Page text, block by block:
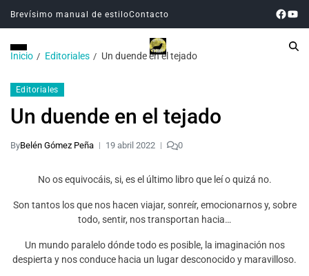
Brevísimo manual de estiloContacto
Inicio Editoriales Un duende en el tejado
Editoriales
Un duende en el tejado
ByBelén Gómez Peña 19 abril 2022 0
No os equivocáis, si, es el último libro que leí o quizá no.
Son tantos los que nos hacen viajar, sonreír, emocionarnos y, sobre
todo, sentir, nos transportan hacia…
Un mundo paralelo dónde todo es posible, la imaginación nos
despierta y nos conduce hacia un lugar desconocido y maravilloso.